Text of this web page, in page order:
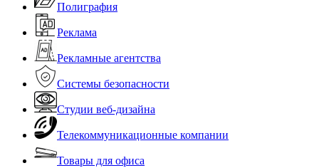
Полиграфия
Реклама
Рекламные агентства
Системы безопасности
Студии веб-дизайна
Телекоммуникационные компании
Товары для офиса